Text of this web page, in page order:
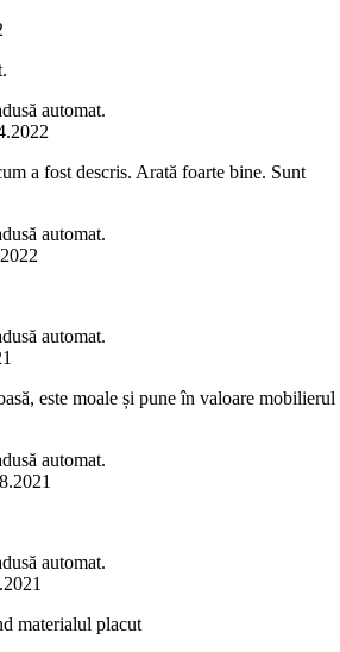
automat.
a fost descris. Arată foarte bine. Sunt
automat.
automat.
este moale și pune în valoare mobilierul
automat.
automat.
materialul placut